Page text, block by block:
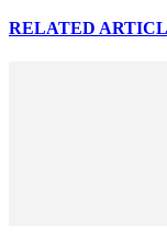
RELATED